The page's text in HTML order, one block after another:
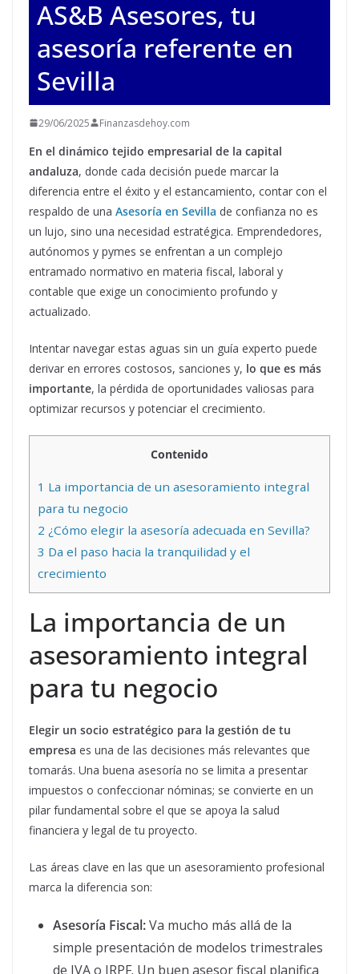
AS&B Asesores, tu
asesoría referente en
Sevilla
29/06/2025 Finanzasdehoy.com
En el dinámico tejido empresarial de la capital
andaluza, donde cada decisión puede marcar la
diferencia entre el éxito y el estancamiento, contar con el
respaldo de una Asesoría en Sevilla de confianza no es
un lujo, sino una necesidad estratégica. Emprendedores,
autónomos y pymes se enfrentan a un complejo
entramado normativo en materia fiscal, laboral y
contable que exige un conocimiento profundo y
actualizado.
Intentar navegar estas aguas sin un guía experto puede
derivar en errores costosos, sanciones y, lo que es más
importante, la pérdida de oportunidades valiosas para
optimizar recursos y potenciar el crecimiento.
Contenido
1 La importancia de un asesoramiento integral
para tu negocio
2 ¿Cómo elegir la asesoría adecuada en Sevilla?
3 Da el paso hacia la tranquilidad y el
crecimiento
La importancia de un
asesoramiento integral
para tu negocio
Elegir un socio estratégico para la gestión de tu
empresa es una de las decisiones más relevantes que
tomarás. Una buena asesoría no se limita a presentar
impuestos o confeccionar nóminas; se convierte en un
pilar fundamental sobre el que se apoya la salud
financiera y legal de tu proyecto.
Las áreas clave en las que un asesoramiento profesional
marca la diferencia son:
Asesoría Fiscal:Va mucho más allá de la
simple presentación de modelos trimestrales
de IVA o IRPF. Un buen asesor fiscal planifica